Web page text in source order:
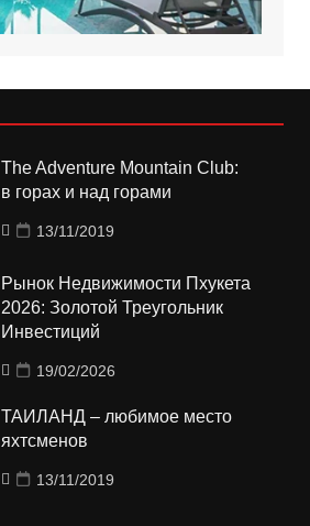
The Adventure Mountain Club:
в горах и над горами
13/11/2019
Рынок Недвижимости Пхукета
2026: Золотой Треугольник
Инвестиций
19/02/2026
ТАИЛАНД – любимое место
яхтсменов
13/11/2019